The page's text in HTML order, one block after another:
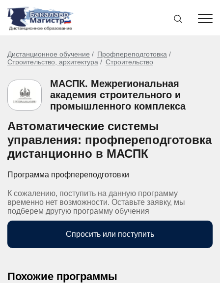
Дистанционное обучение
Профпереподготовка
Строительство, архитектура
Строительство
МАСПК. Межрегиональная
академия строительного и
промышленного комплекса
Автоматические системы
управления: профпереподготовка
дистанционно в МАСПК
Программа профпереподготовки
К сожалению, поступить на данную программу
временно нет возможности. Оставьте заявку, мы
подберем другую программу обучения
Спросить или поступить
Похожие программы